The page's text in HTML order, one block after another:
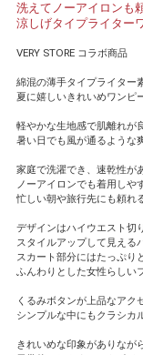
洗えてノーアイロンも
涼しげタイプライター
VERY STORE コラボ商品
綿混の薄手タイプライター
夏に嬉しいきれいめワンピ
軽やかな生地感で肌離れが
暑い日でも風が通るような
家庭で洗濯でき、速乾性が
ノーアイロンでも着用しや
忙しい朝や旅行先にも頼れ
デザインはハイウエスト切
スタイルアップして見える
スカート部分にはたっぷり
ふんわりとした女性らしい
くるみボタンが上品なアク
シンプルな中にもクラシカ
きれいめな印象がありなが